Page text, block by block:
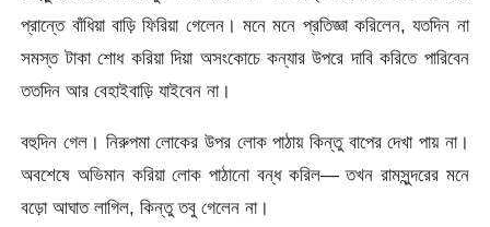
প্রান্তে বাঁধিয়া বাড়ি ফিরিয়া গেলেন। মনে মনে প্রতিজ্ঞা করিলেন, যতদিন না
সমস্ত টাকা শোধ করিয়া দিয়া অসংকোচে কন্যার উপরে দাবি করিতে পারিবেন
ততদিন আর বেহাইবাড়ি যাইবেন না।
বহুদিন গেল। নিরুপমা লোকের উপর লোক পাঠায় কিন্তু বাপের দেখা পায় না।
অবশেষে অভিমান করিয়া লোক পাঠানো বন্ধ করিল— তখন রামসুন্দরের মনে
বড়ো আঘাত লাগিল, কিন্তু তবু গেলেন না।